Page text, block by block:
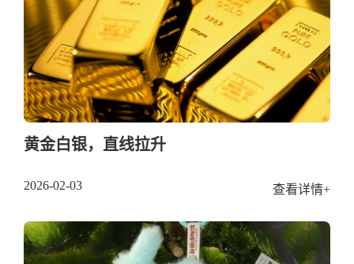
黄金白银，直线拉升
2026-02-03 查看详情+